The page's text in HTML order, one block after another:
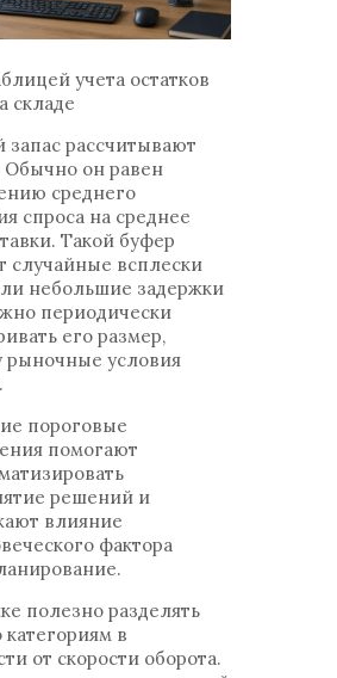
учета остатков
складе
запас рассчитывают
Обычно он равен
среднего
спроса на среднее
Такой буфер
случайные всплески
небольшие задержки
периодически
его размер,
рыночные условия
пороговые
помогают
решений и
влияние
фактора
полезно разделять
в
от скорости оборота.